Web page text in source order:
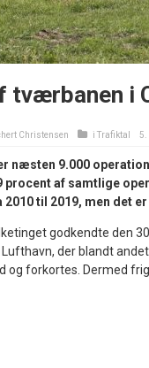
tværbanen i
Christensen i Trafiktal 5.
næsten 9.000
procent af samtlige
2010 til 2019, men det
godkendte den
Lufthavn, der blandt
og forkortes. Dermed